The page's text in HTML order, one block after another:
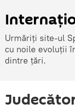
Urmăriți site-ul
cu noile evoluții
dintre țări.